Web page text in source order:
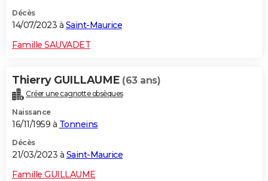
Décès
14/07/2023 à Saint-Maurice
Famille SAUVADET
Thierry GUILLAUME (63 ans)
Créer une cagnotte obsèques
Naissance
16/11/1959 à Tonneins
Décès
21/03/2023 à Saint-Maurice
Famille GUILLAUME